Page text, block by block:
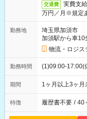
交通費
実費支
万円／月※規定
勤務地
埼玉県加須市
加須駅から車10
物流・ロジス
勤務時間 (1)09:00-17:00(
期間 1ヶ月以上3ヶ
特徴 履歴書不要 / 40